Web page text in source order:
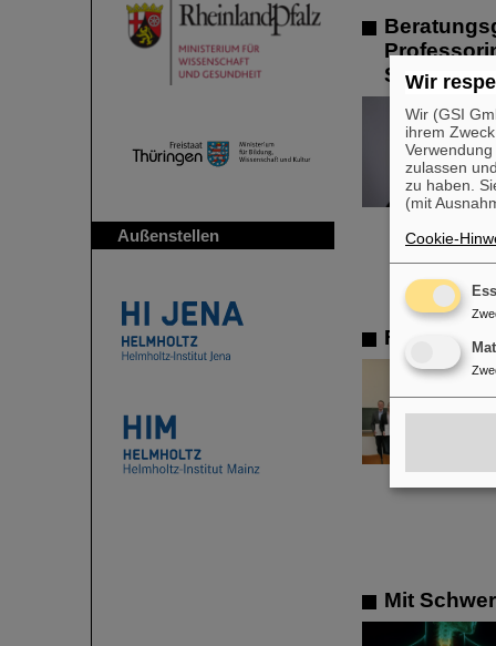
Außenstellen
FAIR-
Mit
Wir
Wir (GSI
ihrem
zulassen
zu haben.
(mit
Cookie-